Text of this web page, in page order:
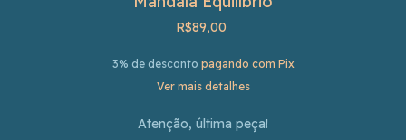
R$89,00
3% de desconto pagando com Pix
Ver mais detalhes
Atenção, última peça!